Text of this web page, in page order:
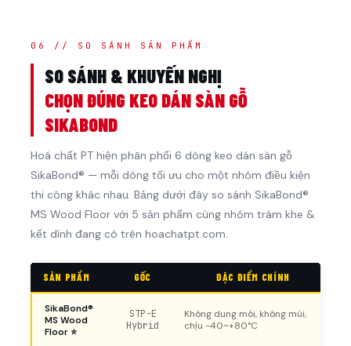
06 // SO SÁNH SẢN PHẨM
SO SÁNH & KHUYẾN NGHỊ
CHỌN ĐÚNG KEO DÁN SÀN GỖ
SIKABOND
Hoá chất PT hiện phân phối 6 dòng keo dán sàn gỗ
SikaBond® — mỗi dòng tối ưu cho một nhóm điều kiện
thi công khác nhau. Bảng dưới đây so sánh SikaBond®
MS Wood Floor với 5 sản phẩm cùng nhóm trám khe &
kết dính đang có trên hoachatpt.com.
SẢN PHẨM GỐC ĐẶC ĐIỂM CHÍNH
SikaBond®
MS Wood
Floor ⭐
STP-E
Hybrid
Không dung môi, không mùi,
chịu -40~+80°C